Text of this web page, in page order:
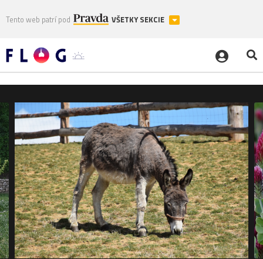
Tento web patrí pod VŠETKY SEKCIE